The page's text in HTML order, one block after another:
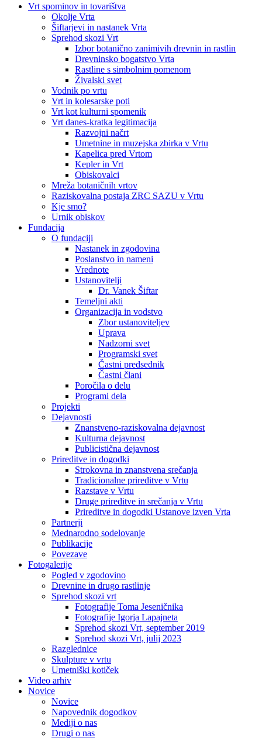
Vrt spominov in tovarištva
Okolje Vrta
Šiftarjevi in nastanek Vrta
Sprehod skozi Vrt
Izbor botanično zanimivih drevnin in rastlin
Drevninsko bogatstvo Vrta
Rastline s simbolnim pomenom
Živalski svet
Vodnik po vrtu
Vrt in kolesarske poti
Vrt kot kulturni spomenik
Vrt danes-kratka legitimacija
Razvojni načrt
Umetnine in muzejska zbirka v Vrtu
Kapelica pred Vrtom
Kepler in Vrt
Obiskovalci
Mreža botaničnih vrtov
Raziskovalna postaja ZRC SAZU v Vrtu
Kje smo?
Urnik obiskov
Fundacija
O fundaciji
Nastanek in zgodovina
Poslanstvo in nameni
Vrednote
Ustanovitelji
Dr. Vanek Šiftar
Temeljni akti
Organizacija in vodstvo
Zbor ustanoviteljev
Uprava
Nadzorni svet
Programski svet
Častni predsednik
Častni člani
Poročila o delu
Programi dela
Projekti
Dejavnosti
Znanstveno-raziskovalna dejavnost
Kulturna dejavnost
Publicistična dejavnost
Prireditve in dogodki
Strokovna in znanstvena srečanja
Tradicionalne prireditve v Vrtu
Razstave v Vrtu
Druge prireditve in srečanja v Vrtu
Prireditve in dogodki Ustanove izven Vrta
Partnerji
Mednarodno sodelovanje
Publikacije
Povezave
Fotogalerije
Pogled v zgodovino
Drevnine in drugo rastlinje
Sprehod skozi vrt
Fotografije Toma Jeseničnika
Fotografije Igorja Lapajneta
Sprehod skozi Vrt, september 2019
Sprehod skozi Vrt, julij 2023
Razglednice
Skulpture v vrtu
Umetniški kotiček
Video arhiv
Novice
Novice
Napovednik dogodkov
Mediji o nas
Drugi o nas